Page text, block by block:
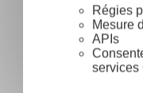
Régies
Mesure
APIs
services
Couteau d'office
10 cm - Couteau
4.5/5-